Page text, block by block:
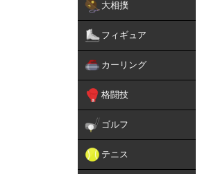
大相撲
フィギュア
カーリング
格闘技
ゴルフ
テニス